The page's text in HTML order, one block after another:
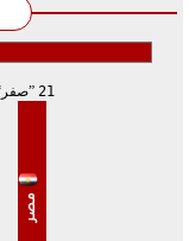
21
صفر
مصر